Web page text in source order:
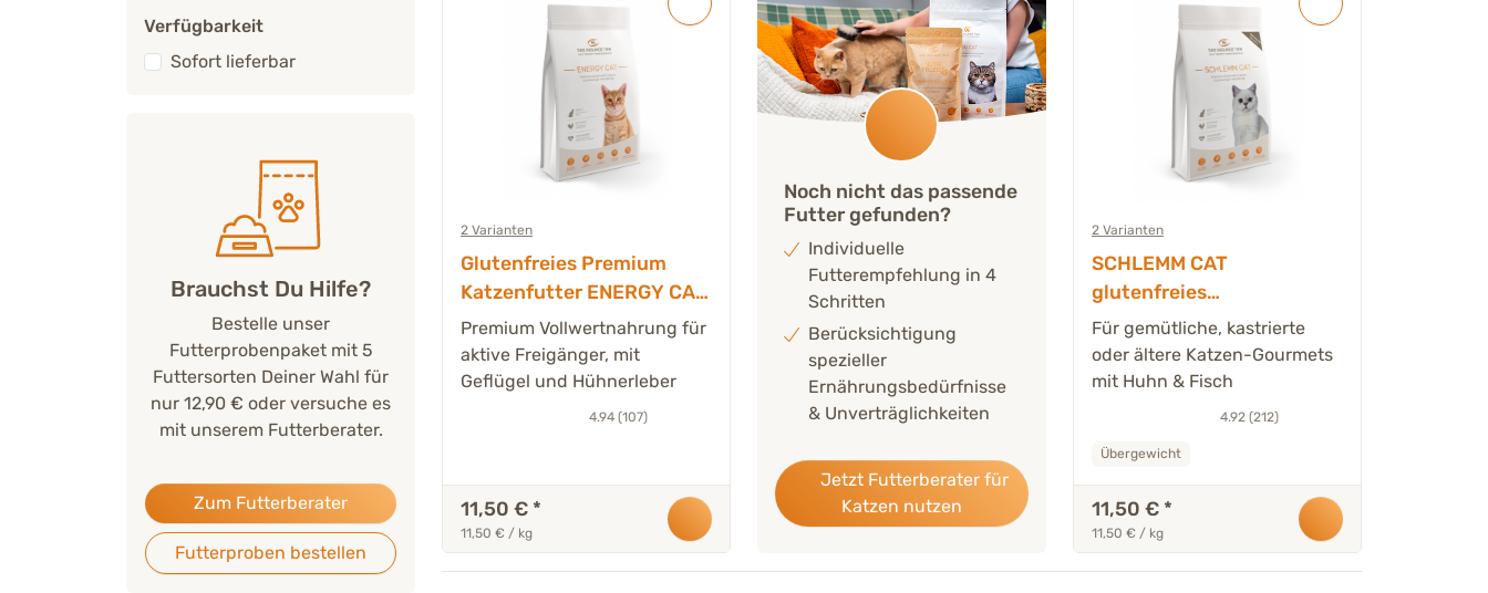
2 Varianten
Glutenfreies Premium
Katzenfutter ENERGY CAT
- 1 kg
Premium Vollwertnahrung für
aktive Freigänger, mit
Geflügel und Hühnerleber
4.94 (107)
11,50 € *
11,50 € / kg
Noch nicht das passende
Futter gefunden?
Individuelle
Futterempfehlung in 4
Schritten
Berücksichtigung
spezieller
Ernährungsbedürfnisse
& Unverträglichkeiten
Jetzt Futterberater für
Katzen nutzen
2 Varianten
SCHLEMM CAT
glutenfreies
Spezialtrockenfutter für
wenig aktive Katzen - 1 kg
Für gemütliche, kastrierte
oder ältere Katzen-Gourmets
mit Huhn & Fisch
4.92 (212)
Übergewicht
11,50 € *
11,50 € / kg
Verfügbarkeit
Sofort lieferbar
Brauchst Du Hilfe?
Bestelle unser
Futterprobenpaket mit 5
Futtersorten Deiner Wahl für
nur 12,90 € oder versuche es
mit unserem Futterberater.
Zum Futterberater
Futterproben bestellen